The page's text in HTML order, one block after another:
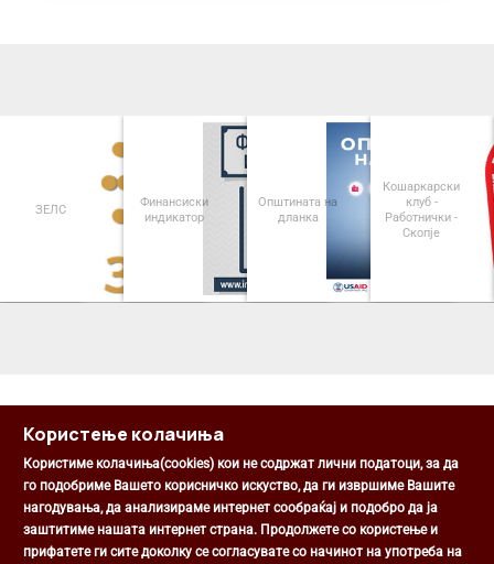
ЗЕЛС
Финансиски
индикатор
Општината на
дланка
Кошаркарски
клуб -
Работнички -
Скопје
Општина Центар
Михаил Цоков бр. 1, Скопје
Користење колачиња
Користиме колачиња(cookies) кои не содржат лични податоци, за да
го подобриме Вашето корисничко искуство, да ги извршиме Вашите
нагодувања, да анализираме интернет сообраќај и подобро да ја
заштитиме нашата интернет страна. Продолжете со користење и
прифатете ги сите доколку се согласувате со начинот на употреба на